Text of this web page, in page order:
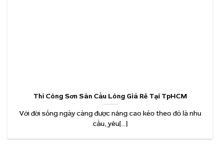
Thi Công Sơn Sân Cầu Lông Giá Rẻ Tại TpHCM
Với đời sống ngày càng được nâng cao kéo theo đó là nhu
cầu, yêu[...]